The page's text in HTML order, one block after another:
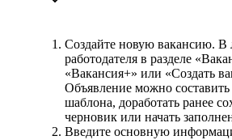
Создайте новую вакансию. В
работодателя в разделе
«Вакансия+» или «Создать
Объявление можно
шаблона, доработать ранее
черновик или начать
Введите основную